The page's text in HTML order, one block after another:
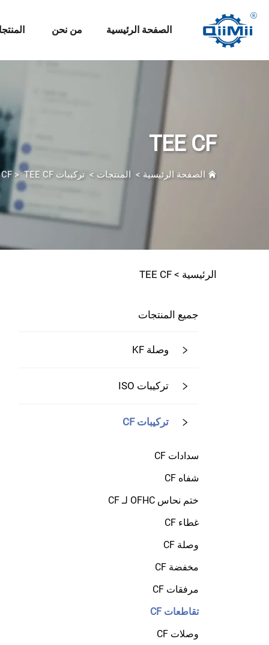
الصفحة الرئيسية من نحن
TEE CF
الصفحة الرئيسية > المنتجات > تركيبات CF >TEE CF
الرئيسية > TEE CF
جميع المنتجات
وصلة KF
تركيبات ISO
تركيبات CF
سدادات CF
شفاه CF
ختم نحاس OFHC لـ CF
غطاء CF
وصلة CF
مخفضة CF
مرفقات CF
تقاطعات CF
وصلات CF